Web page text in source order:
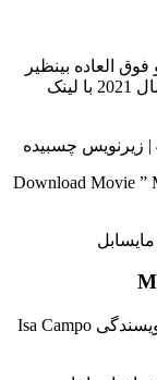
العاده بینظیر
مایسابل (با نام انگلیسی: Maixabel) محصول سال 2021 با لینک
Download Movie ”
به کارگردانی Icíar Bollaín و نویسندگی Isa Campo